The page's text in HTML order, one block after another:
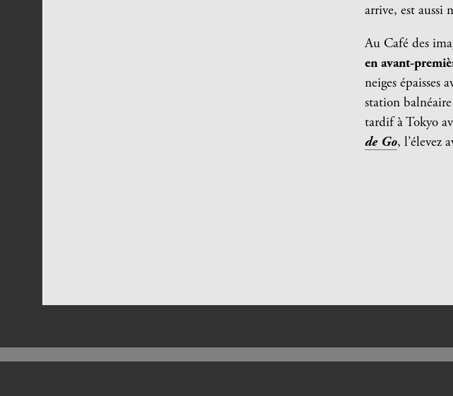
arrive, est aussi
Au Café des
en avant-
neiges épaisses
station
tardif à Tokyo
de Go, l’élevez